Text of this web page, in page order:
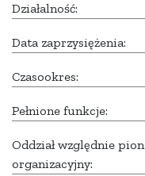
Działalność:
Data zaprzysiężenia:
Czasookres:
Pełnione funkcje:
Oddział względnie pion
organizacyjny: